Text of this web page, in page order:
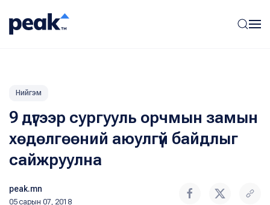
Нийгэм
9 дүгээр сургууль орчмын замын
хөдөлгөөний аюулгүй байдлыг
сайжруулна
peak.mn
05 сарын 07, 2018